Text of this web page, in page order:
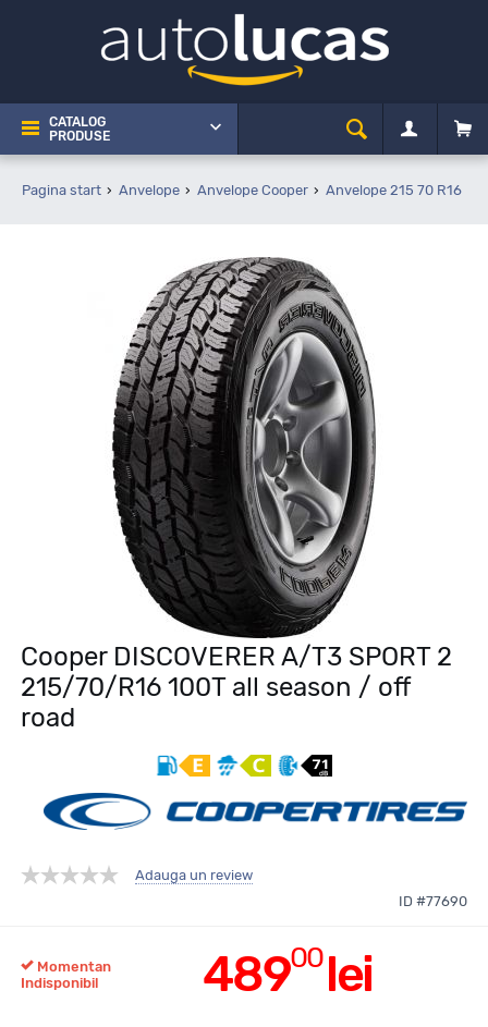
CATALOG
PRODUSE
Pagina start Anvelope Anvelope Cooper Anvelope 215 70 R16
Cooper DISCOVERER A/T3 SPORT 2
215/70/R16 100T all season / off
road
Adauga un review
ID #77690
48900lei
Momentan
Indisponibil